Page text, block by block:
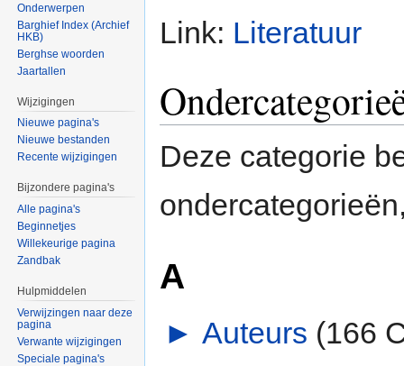
Link: Literatuur
Deze categorie
A
► Auteurs (166
Onderwerpen
Barghief Index (Archief
HKB)
Berghse woorden
Jaartallen
Wijzigingen
Nieuwe pagina's
Nieuwe bestanden
Recente wijzigingen
Bijzondere pagina's
Alle pagina's
Beginnetjes
Willekeurige pagina
Zandbak
Hulpmiddelen
Verwijzingen naar deze
pagina
Verwante wijzigingen
Speciale pagina's